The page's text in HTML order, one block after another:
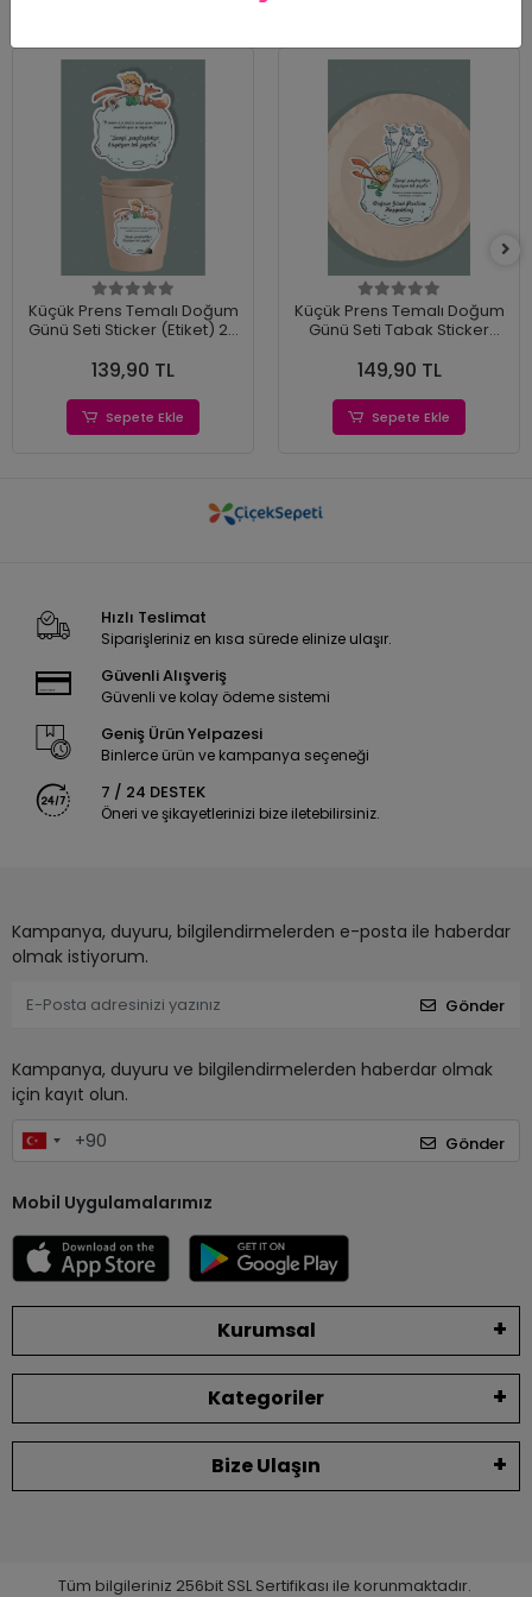
Küçük Prens Temalı Doğum
Günü Seti Sticker (Etiket) 20
139,90 TL
Sepete Ekle
Küçük Prens Temalı Doğum
Günü Seti Tabak Sticker
149,90 TL
Sepete Ekle
Hızlı Teslimat
Siparişleriniz en kısa sürede elinize ulaşır.
Güvenli Alışveriş
Güvenli ve kolay ödeme sistemi
Geniş Ürün Yelpazesi
Binlerce ürün ve kampanya seçeneği
7 / 24 DESTEK
Öneri ve şikayetlerinizi bize iletebilirsiniz.
Kampanya, duyuru, bilgilendirmelerden e-posta ile haberdar
olmak istiyorum.
Gönder
Kampanya, duyuru ve bilgilendirmelerden haberdar olmak
için kayıt olun.
Gönder
Mobil Uygulamalarımız
Kurumsal
Kategoriler
Bize Ulaşın
Tüm bilgileriniz 256bit SSL Sertifikası ile korunmaktadır.